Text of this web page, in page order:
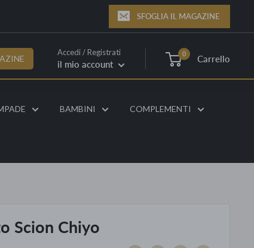
SFOGLIA IL MAGAZINE
Accedi / Registrati
il mio account
0 Carrello
BAMBINI COMPLEMENTI
Scion Chiyo